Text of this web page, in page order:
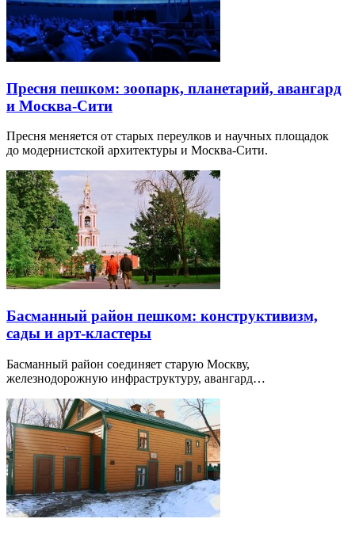
Пресня пешком: зоопарк, планетарий, авангард
и Москва-Сити
Пресня меняется от старых переулков и научных площадок
до модернистской архитектуры и Москва-Сити.
Басманный район пешком: конструктивизм,
сады и арт-кластеры
Басманный район соединяет старую Москву,
железнодорожную инфраструктуру, авангард…